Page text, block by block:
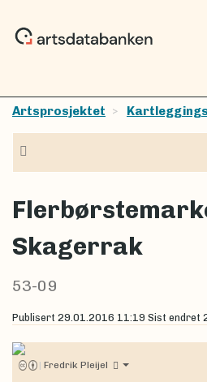
Artsprosjektet
Skagerrak
53-09
Publisert 29.01.2016 11:19 Sist endret
| Fredrik Pleijel